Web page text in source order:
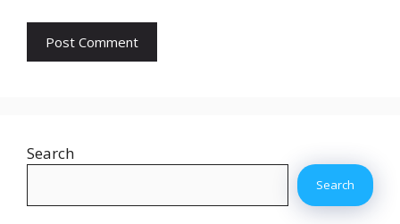
Search
Search